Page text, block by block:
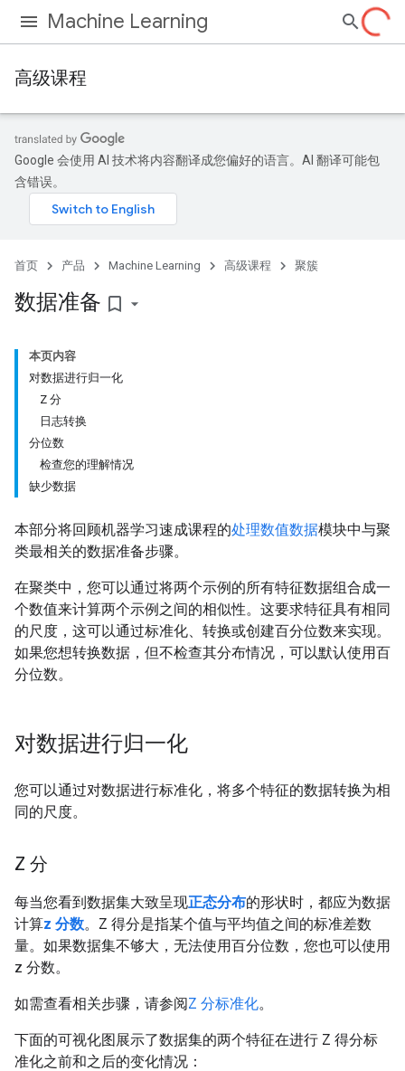
Machine Learning
高级课程
Google 会使用 AI 技术将内容翻译成您偏好的语言。AI 翻译可能包
含错误。
首页 产品 Machine Learning 高级课程 聚簇
数据准备 bookmark_border
本页内容
对数据进行归一化
Z 分
日志转换
分位数
检查您的理解情况
缺少数据
本部分将回顾机器学习速成课程的处理数值数据模块中与聚
类最相关的数据准备步骤。
在聚类中，您可以通过将两个示例的所有特征数据组合成一
个数值来计算两个示例之间的相似性。这要求特征具有相同
的尺度，这可以通过标准化、转换或创建百分位数来实现。
如果您想转换数据，但不检查其分布情况，可以默认使用百
分位数。
对数据进行归一化
您可以通过对数据进行标准化，将多个特征的数据转换为相
同的尺度。
Z 分
每当您看到数据集大致呈现正态分布的形状时，都应为数据
计算z 分数。Z 得分是指某个值与平均值之间的标准差数
量。如果数据集不够大，无法使用百分位数，您也可以使用
z 分数。
如需查看相关步骤，请参阅Z 分标准化。
下面的可视化图展示了数据集的两个特征在进行 Z 得分标
准化之前和之后的变化情况：